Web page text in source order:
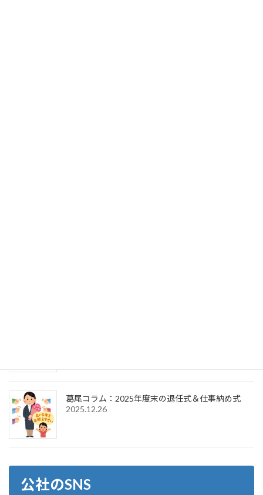
葛尾コラム：2025年度末の退任式＆仕事納め式
2025.12.26
公社のSNS